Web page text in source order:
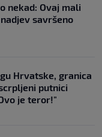
nekad: Ovaj mali
savršeno
Hrvatske, granica
putnici
je teror!"